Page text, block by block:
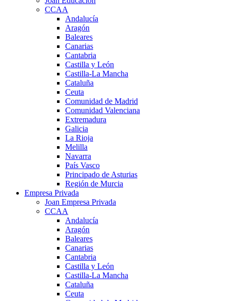
CCAA
Andalucía
Aragón
Baleares
Canarias
Cantabria
Castilla y León
Castilla-La Mancha
Cataluña
Ceuta
Comunidad de Madrid
Comunidad Valenciana
Extremadura
Galicia
La Rioja
Melilla
Navarra
País Vasco
Principado de Asturias
Región de Murcia
Empresa Privada
Joan Empresa Privada
CCAA
Andalucía
Aragón
Baleares
Canarias
Cantabria
Castilla y León
Castilla-La Mancha
Cataluña
Ceuta